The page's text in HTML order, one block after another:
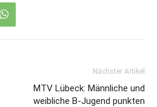
Nächster Artikel
MTV Lübeck: Männliche und
weibliche B-Jugend punkten